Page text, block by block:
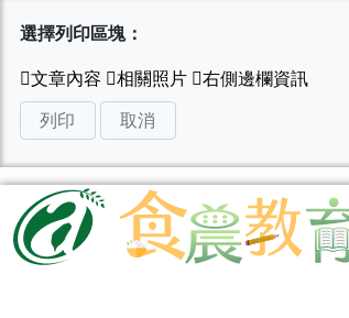
選擇列印區塊：
列印 取消